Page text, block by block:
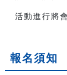
活動進行將
報名須知